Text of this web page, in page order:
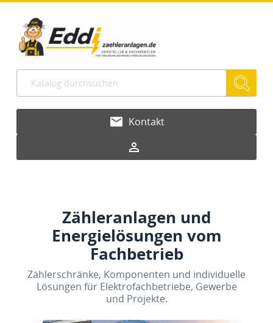
email Kontakt
person_outline
Zähleranlagen und
Energielösungen vom
Fachbetrieb
Zählerschränke, Komponenten und individuelle
Lösungen für Elektrofachbetriebe, Gewerbe
und Projekte.